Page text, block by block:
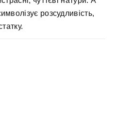
розсудливість,